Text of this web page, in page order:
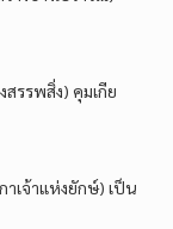
สรรพสิ่ง) คุมเกีย
เจ้าแห่งยักษ์) เป็น